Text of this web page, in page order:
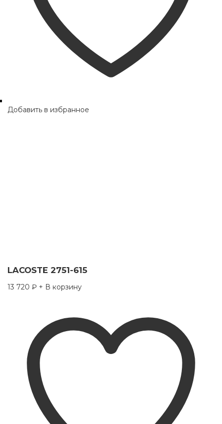
Добавить в избранное
LACOSTE 2751-615
13 720 ₽ + В корзину